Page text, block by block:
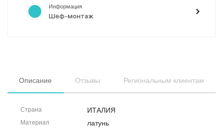
Информация
Шеф-монтаж
Описание Отзывы Региональным клиентам
Страна ИТАЛИЯ
Материал латунь